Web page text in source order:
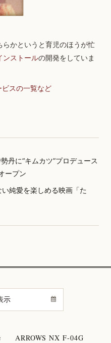
かというと育児のほうが忙
ンストールの開発をしていま
スの一覧など
丹に“キムカツ”プロデュース
ープン
純愛を楽しめる映画「た
ARROWS NX F-04G